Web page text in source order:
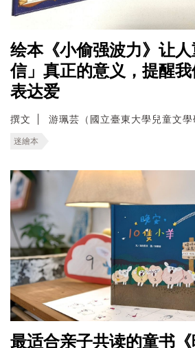
绘本《小偷强波力》让
信」真正的意义，提醒
表达爱
撰文 游珮芸（國立臺東大學兒童文學
迷繪本
最适合亲子共读的童书